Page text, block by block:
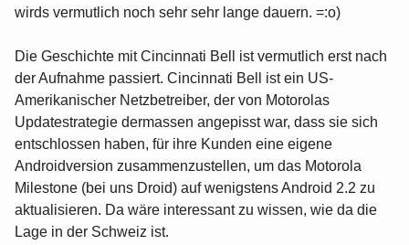
wirds vermutlich noch sehr sehr lange dauern. =:o)
Die Geschichte mit Cincinnati Bell ist vermutlich erst nach
der Aufnahme passiert. Cincinnati Bell ist ein US-
Amerikanischer Netzbetreiber, der von Motorolas
Updatestrategie dermassen angepisst war, dass sie sich
entschlossen haben, für ihre Kunden eine eigene
Androidversion zusammenzustellen, um das Motorola
Milestone (bei uns Droid) auf wenigstens Android 2.2 zu
aktualisieren. Da wäre interessant zu wissen, wie da die
Lage in der Schweiz ist.